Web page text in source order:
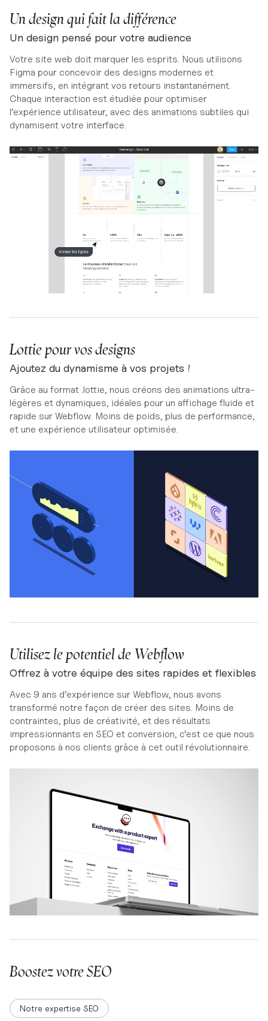
Un design qui fait la différence
Un design pensé pour votre audience
Votre site web doit marquer les esprits. Nous utilisons
Figma pour concevoir des designs modernes et
immersifs, en intégrant vos retours instantanément.
Chaque interaction est étudiée pour optimiser
l’expérience utilisateur, avec des animations subtiles qui
dynamisent votre interface.
Lottie pour vos designs
Ajoutez du dynamisme à vos projets !
Grâce au format .lottie, nous créons des animations ultra-
légères et dynamiques, idéales pour un affichage fluide et
rapide sur Webflow. Moins de poids, plus de performance,
et une expérience utilisateur optimisée.
Utilisez le potentiel de Webflow
Offrez à votre équipe des sites rapides et flexibles
Avec 9 ans d’expérience sur Webflow, nous avons
transformé notre façon de créer des sites. Moins de
contraintes, plus de créativité, et des résultats
impressionnants en SEO et conversion, c’est ce que nous
proposons à nos clients grâce à cet outil révolutionnaire.
Boostez votre SEO
Notre expertise SEO